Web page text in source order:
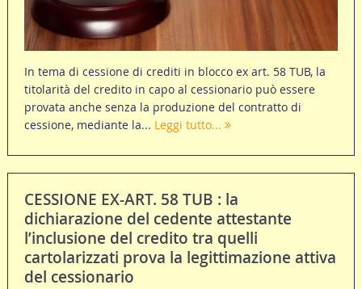
In tema di cessione di crediti in blocco ex art. 58 TUB, la
titolarità del credito in capo al cessionario può essere
provata anche senza la produzione del contratto di
cessione, mediante la... Leggi tutto...
CESSIONE EX-ART. 58 TUB : la
dichiarazione del cedente attestante
l’inclusione del credito tra quelli
cartolarizzati prova la legittimazione attiva
del cessionario